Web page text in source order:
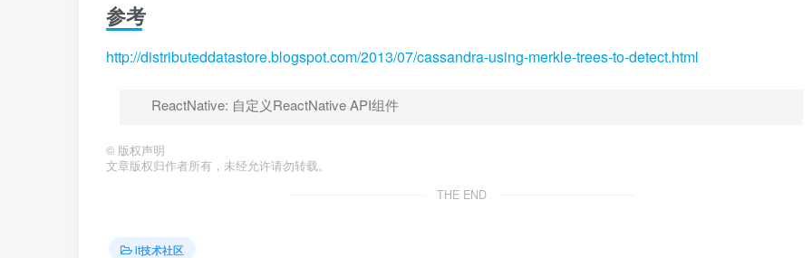
参考
http://distributeddatastore.blogspot.com/2013/07/cassandra-using-merkle-trees-to-detect.html
ReactNative: 自定义ReactNative API组件
© 版权声明
文章版权归作者所有，未经允许请勿转载。
THE END
it技术社区